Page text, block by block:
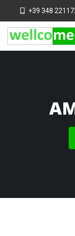
+39 348